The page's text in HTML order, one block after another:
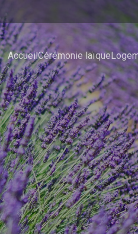
AccueilCérémonie laïque